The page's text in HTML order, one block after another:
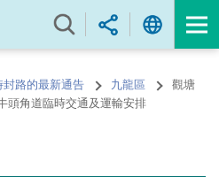
封路的最新通告 九龍區
觀塘
頭角道臨時交通及運輸安排